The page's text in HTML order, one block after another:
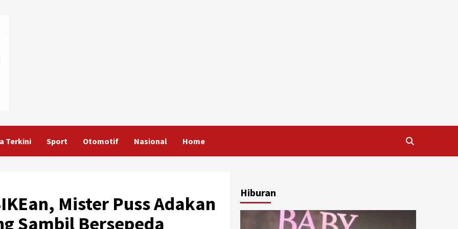
Terkini Sport Otomotif Nasional Home
Mister Puss Adakan
Sambil Bersepeda
Hiburan